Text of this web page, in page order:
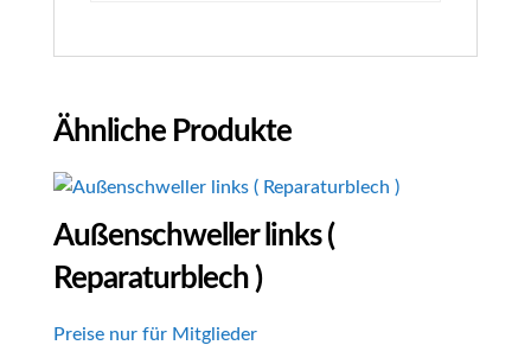
Ähnliche Produkte
Außenschweller links (
Reparaturblech )
Preise nur für Mitglieder